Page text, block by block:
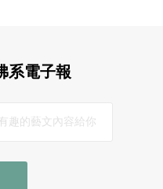
系電子報